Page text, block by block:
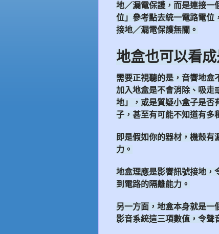
地／漏電保護，而是連接一
位」參考點去統一電路電位
接地／漏電保護無關。
地盒也可以看
需要正視聽的是，音響地盒
加入地盒是不會消除、吸走
地」，或是質疑小盒子是否
子，甚至有可能不知道有多
即是假如你的器材，機殼
力。
地盒理應是影響訊號接地，
到電路的隔離能力。
另一方面，地盒本身就是一
影音系統這三項數值，令聲